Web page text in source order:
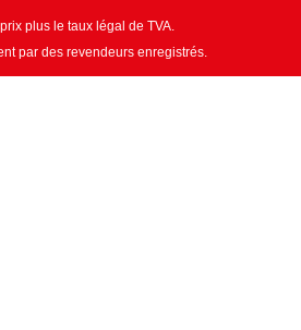
plus le taux légal de TVA.
par des revendeurs enregistrés.